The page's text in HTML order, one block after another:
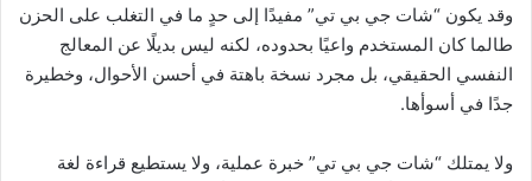
وقد يكون “شات جي بي تي” مفيدًا إلى حدٍ ما في التغلب على الحزن
طالما كان المستخدم واعيًا بحدوده، لكنه ليس بديلًا عن المعالج
النفسي الحقيقي، بل مجرد نسخة باهتة في أحسن الأحوال، وخطيرة
جدًا في أسوأها.
ولا يمتلك “شات جي بي تي” خبرة عملية، ولا يستطيع قراءة لغة